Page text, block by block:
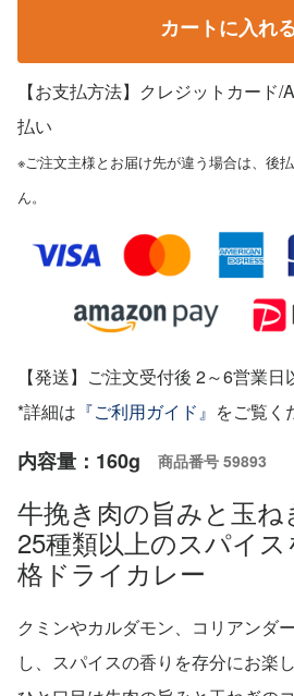
カートに入れ
【お支払方法】クレジットカード
払い
※ご注文主様とお届け先が違う場合は、後
ん。
【発送】ご注文受付後 2～6営業日
*詳細は 『ご利用ガイド』 をご覧く
内容量：160g 商品番号 59893
牛挽き肉の旨みと玉ね
25種類以上のスパイ
格ドライカレー
クミンやカルダモン、コリアンダ
し、スパイスの香りを存分にお楽